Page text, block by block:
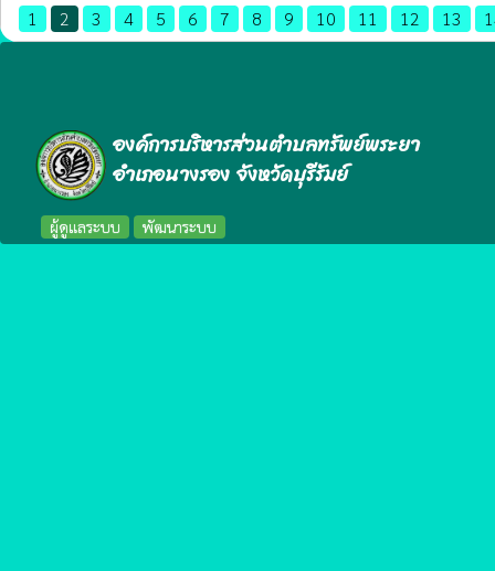
1 2 3 4 5 6 7 8 9 10 11 12 13
องค์การบริหารส่วนตำบลทรัพย์พระยา
อำเภอนางรอง จังหวัดบุรีรัมย์
ผู้ดูแลระบบ พัฒนาระบบ